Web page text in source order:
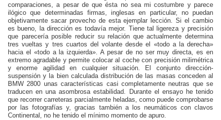
comparaciones, a pesar de que ésta no sea mi costumbre y parece
ilógico que determinadas firmas, inglesas en particular, no puedan
objetivamente sacar provecho de esta ejemplar lección. Si el cambio
es bueno, la dirección es todavía mejor. Tiene tal ligereza y precisión
que parecería posible reducir su relación que actualmente determina
tres vueltas y tres cuartos del volante desde el «todo a la derecha»
hacia el «todo a la izquierda». A pesar de no ser muy directa, es en
extremo agradable y permite colocar al coche con precisión milimétrica
y enorme agilidad en cualquier situación. El conjunto dirección-
suspensión y la bien calculada distribución de las masas conceden al
BMW 2800 unas características casi completamente neutras que se
traducen en una asombrosa estabilidad. Durante el ensayo he tenido
que recorrer carreteras parcialmente heladas, como puede comprobarse
por las fotografías y, gracias también a los neumáticos con clavos
Continental, no he tenido el mínimo momento de apuro.